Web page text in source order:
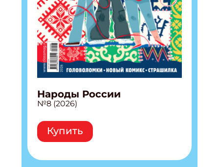
Народы России
№8 (2026)
Купить